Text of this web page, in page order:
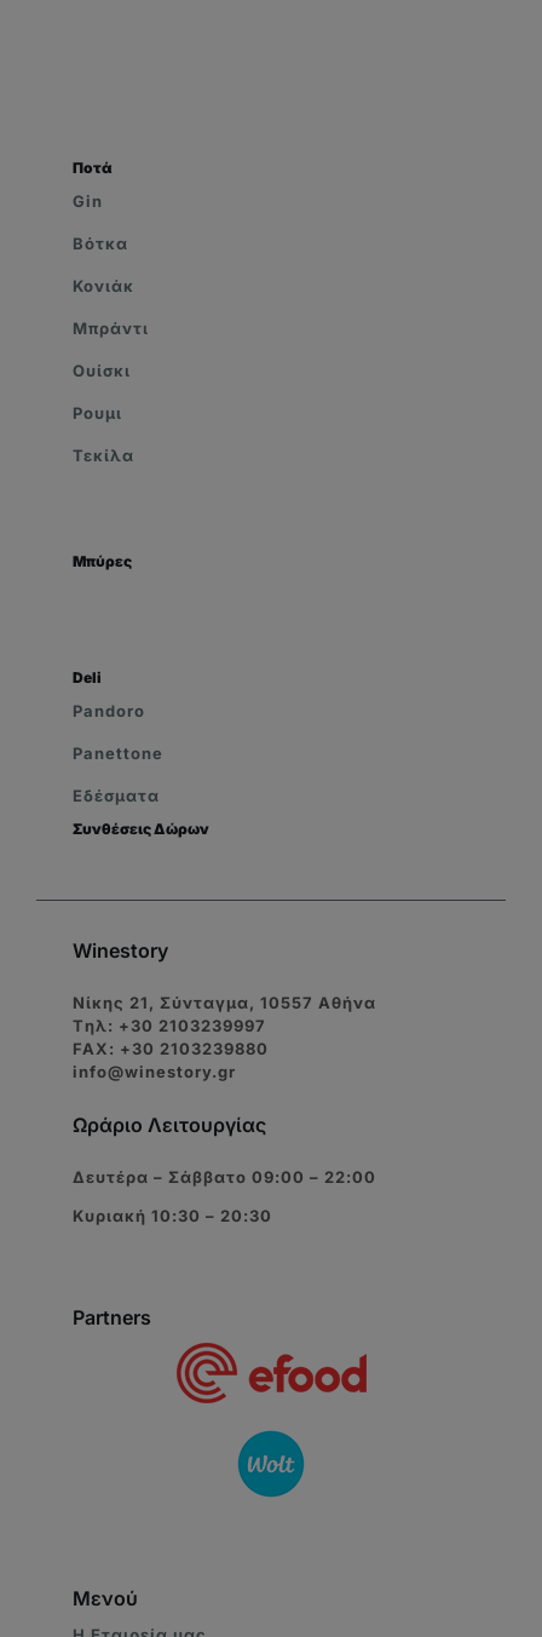
Ποτά
Gin
Βότκα
Κονιάκ
Μπράντι
Ουίσκι
Ρουμι
Τεκίλα
Μπύρες
Deli
Pandoro
Panettone
Εδέσματα
Συνθέσεις Δώρων
Winestory
Νίκης 21, Σύνταγμα, 10557 Αθήνα
Tηλ: +30 2103239997
FAX: +30 2103239880
info@winestory.gr
Ωράριο Λειτουργίας
Δευτέρα – Σάββατο 09:00 – 22:00
Κυριακή 10:30 – 20:30
Partners
Μενού